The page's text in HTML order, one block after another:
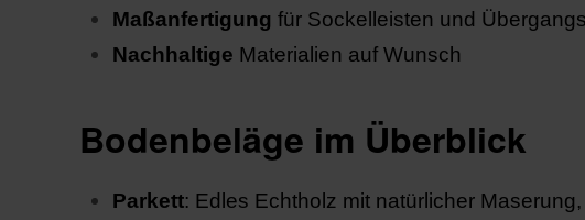
Maßanfertigung für Sockelleisten und
Nachhaltige Materialien auf Wunsch
Bodenbeläge im Überblick
Parkett: Edles Echtholz mit natürlicher